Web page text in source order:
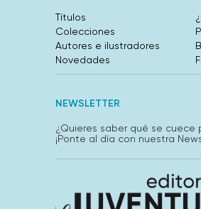
Títulos
Colecciones
Autores e ilustradores
Novedades
NEWSLETTER
¿Quieres saber qué se cuece
¡Ponte al día con nuestra